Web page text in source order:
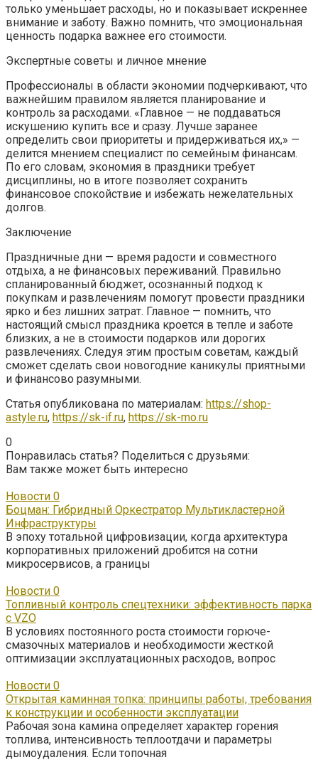
только уменьшает расходы, но и показывает искреннее
внимание и заботу. Важно помнить, что эмоциональная
ценность подарка важнее его стоимости.
Экспертные советы и личное мнение
Профессионалы в области экономии подчеркивают, что
важнейшим правилом является планирование и
контроль за расходами. «Главное — не поддаваться
искушению купить все и сразу. Лучше заранее
определить свои приоритеты и придерживаться их,» —
делится мнением специалист по семейным финансам.
По его словам, экономия в праздники требует
дисциплины, но в итоге позволяет сохранить
финансовое спокойствие и избежать нежелательных
долгов.
Заключение
Праздничные дни — время радости и совместного
отдыха, а не финансовых переживаний. Правильно
спланированный бюджет, осознанный подход к
покупкам и развлечениям помогут провести праздники
ярко и без лишних затрат. Главное — помнить, что
настоящий смысл праздника кроется в тепле и заботе
близких, а не в стоимости подарков или дорогих
развлечениях. Следуя этим простым советам, каждый
сможет сделать свои новогодние каникулы приятными
и финансово разумными.
Статья опубликована по материалам: https://shop-
astyle.ru, https://sk-if.ru, https://sk-mo.ru
0
Понравилась статья? Поделиться с друзьями:
Вам также может быть интересно
Новости 0
Боцман: Гибридный Оркестратор Мультикластерной
Инфраструктуры
В эпоху тотальной цифровизации, когда архитектура
корпоративных приложений дробится на сотни
микросервисов, а границы
Новости 0
Топливный контроль спецтехники: эффективность парка
с VZO
В условиях постоянного роста стоимости горюче-
смазочных материалов и необходимости жесткой
оптимизации эксплуатационных расходов, вопрос
Новости 0
Открытая каминная топка: принципы работы, требования
к конструкции и особенности эксплуатации
Рабочая зона камина определяет характер горения
топлива, интенсивность теплоотдачи и параметры
дымоудаления. Если топочная